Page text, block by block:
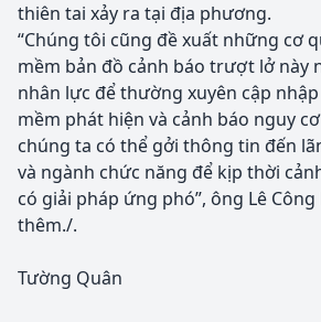
thiên tai xảy ra tại địa phương.
“Chúng tôi cũng đề xuất những cơ
mềm bản đồ cảnh báo trượt lở này
nhân lực để thường xuyên cập
mềm phát hiện và cảnh báo nguy
chúng ta có thể gởi thông tin đến
và ngành chức năng để kịp thời
có giải pháp ứng phó”, ông Lê
thêm./.
Tường Quân